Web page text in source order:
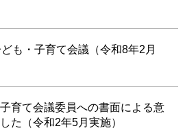
も・子育て会議（令和8年2月
育て会議委員への書面による意
た（令和2年5月実施）